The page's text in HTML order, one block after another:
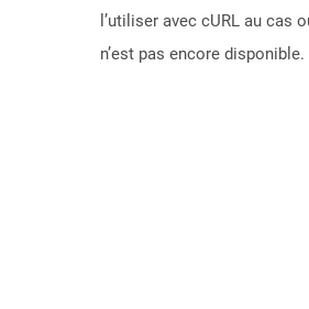
l’utiliser avec cURL au cas
n’est pas encore disponible.